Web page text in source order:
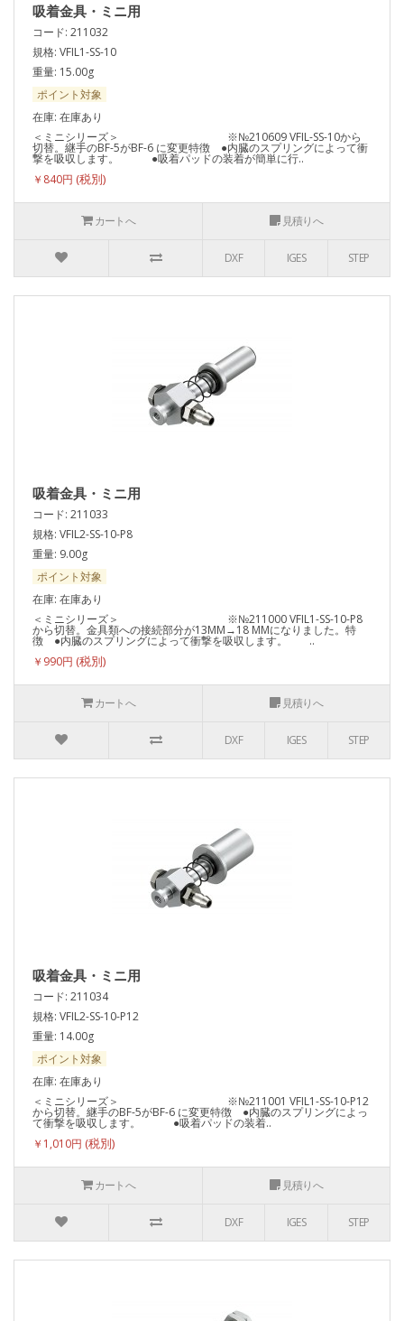
吸着金具・ミニ用
コード: 211032
規格: VFIL1-SS-10
重量: 15.00g
ポイント対象
在庫: 在庫あり
＜ミニシリーズ＞ ※№210609 VFIL-SS-10から
切替。継手のBF-5がBF-6 に変更特徴 ●内臓のスプリングによって衝
撃を吸収します。 ●吸着パッドの装着が簡単に行..
￥840円
カートへ 見積りへ
DXF IGES STEP
吸着金具・ミニ用
コード: 211033
規格: VFIL2-SS-10-P8
重量: 9.00g
ポイント対象
在庫: 在庫あり
＜ミニシリーズ＞ ※№211000 VFIL1-SS-10-P8
から切替。金具類への接続部分が13MM→18 MMになりました。特
徴 ●内臓のスプリングによって衝撃を吸収します。 ..
￥990円
カートへ 見積りへ
DXF IGES STEP
吸着金具・ミニ用
コード: 211034
規格: VFIL2-SS-10-P12
重量: 14.00g
ポイント対象
在庫: 在庫あり
＜ミニシリーズ＞ ※№211001 VFIL1-SS-10-P12
から切替。継手のBF-5がBF-6 に変更特徴 ●内臓のスプリングによっ
て衝撃を吸収します。 ●吸着パッドの装着..
￥1,010円
カートへ 見積りへ
DXF IGES STEP